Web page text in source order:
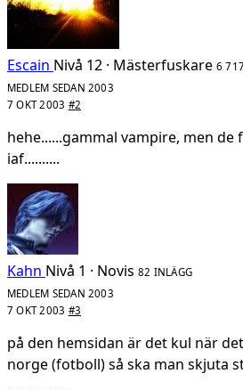
Escain Nivå 12 · Mästerfuskare 6
MEDLEM SEDAN 2003
7 OKT 2003 #2
hehe......gammal vampire, men de
iaf..........
Kahn Nivå 1 · Novis 82 INLÄGG
MEDLEM SEDAN 2003
7 OKT 2003 #3
på den hemsidan är det kul när
norge (fotboll) så ska man skjuta